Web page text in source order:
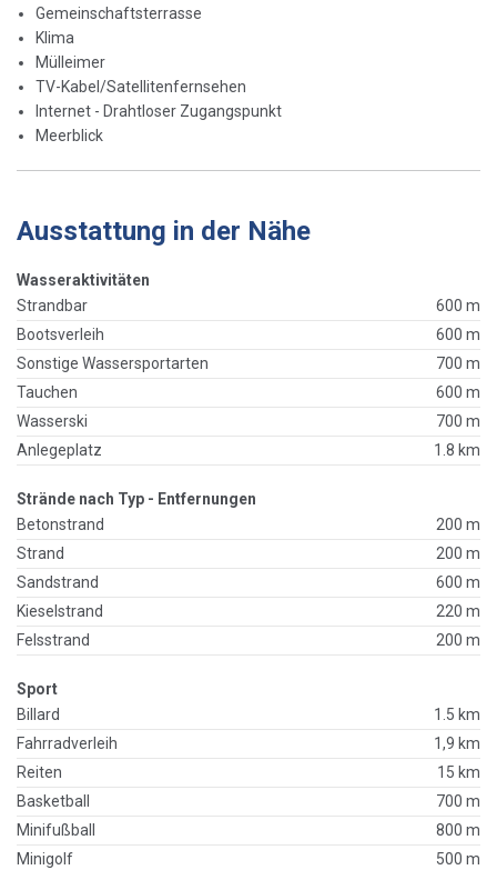
Gemeinschaftsterrasse
Klima
Mülleimer
TV-Kabel/Satellitenfernsehen
Internet - Drahtloser Zugangspunkt
Meerblick
Ausstattung in der Nähe
Wasseraktivitäten
Strandbar
600 m
Bootsverleih
600 m
Sonstige Wassersportarten
700 m
Tauchen
600 m
Wasserski
700 m
Anlegeplatz
1.8 km
Strände nach Typ - Entfernungen
Betonstrand
200 m
Strand
200 m
Sandstrand
600 m
Kieselstrand
220 m
Felsstrand
200 m
Sport
Billard
1.5 km
Fahrradverleih
1,9 km
Reiten
15 km
Basketball
700 m
Minifußball
800 m
Minigolf
500 m